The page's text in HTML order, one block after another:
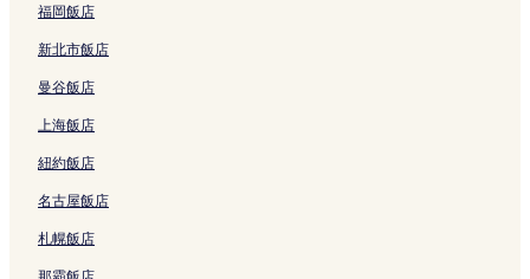
小佐越站附近的飯店
家康之墓附近的飯店
鬼怒川溫泉站附近的飯店
鬼怒川溫泉 4 星級飯店
鬼怒川溫泉 3 星級飯店
鬼怒川溫泉 2 星級飯店
福岡飯店
新北市飯店
曼谷飯店
上海飯店
紐約飯店
名古屋飯店
札幌飯店